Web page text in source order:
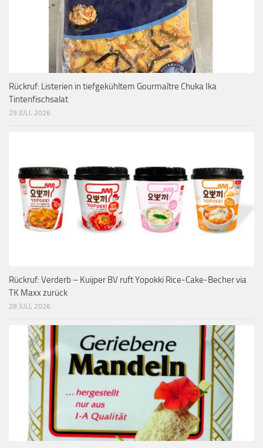
Rückruf: Listerien in tiefgekühltem Gourmaître Chuka Ika
Tintenfischsalat
29 JULI, 2026
Rückruf: Verderb – Kuijper BV ruft Yopokki Rice-Cake-Becher via
TK Maxx zurück
28 JULI, 2026